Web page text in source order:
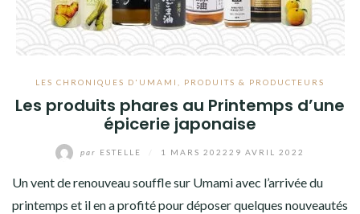
LES CHRONIQUES D'UMAMI PRODUITS & PRODUCTEURS
Les produits phares au Printemps d’une
épicerie japonaise
par ESTELLE 1 MARS 2022 29 AVRIL 2022
Un vent de renouveau souffle sur Umami avec l’arrivée du
printemps et il en a profité pour déposer quelques nouveautés